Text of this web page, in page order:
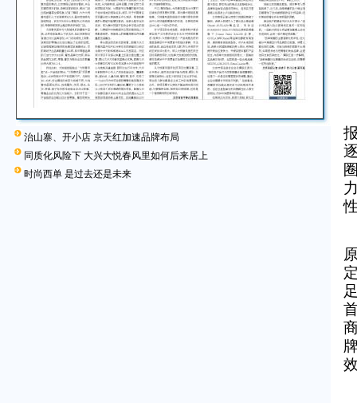
治山寨、开小店 京天红加速品牌布局
同质化风险下 大兴大悦春风里如何后来居上
时尚西单 是过去还是未来